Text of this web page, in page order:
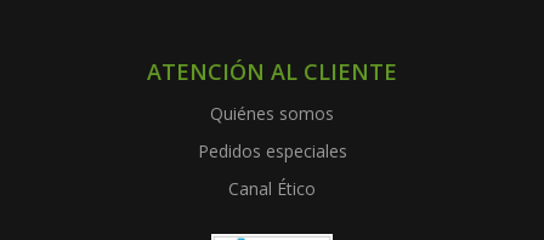
ATENCIÓN AL CLIENTE
Quiénes somos
Pedidos especiales
Canal Ético